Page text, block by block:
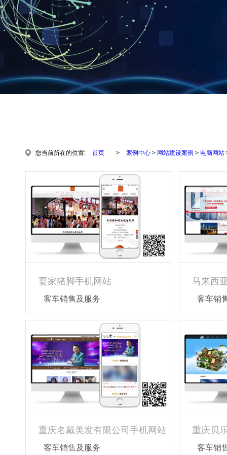
您当前所在的位置: 首页 > 案例中心 > 网站建设案例 > 电脑网站
耍家猪脚手机网站
客车销售及服务
马来西
客车销
重庆名戴美发有限公司手机网站
客车销售及服务 客车销